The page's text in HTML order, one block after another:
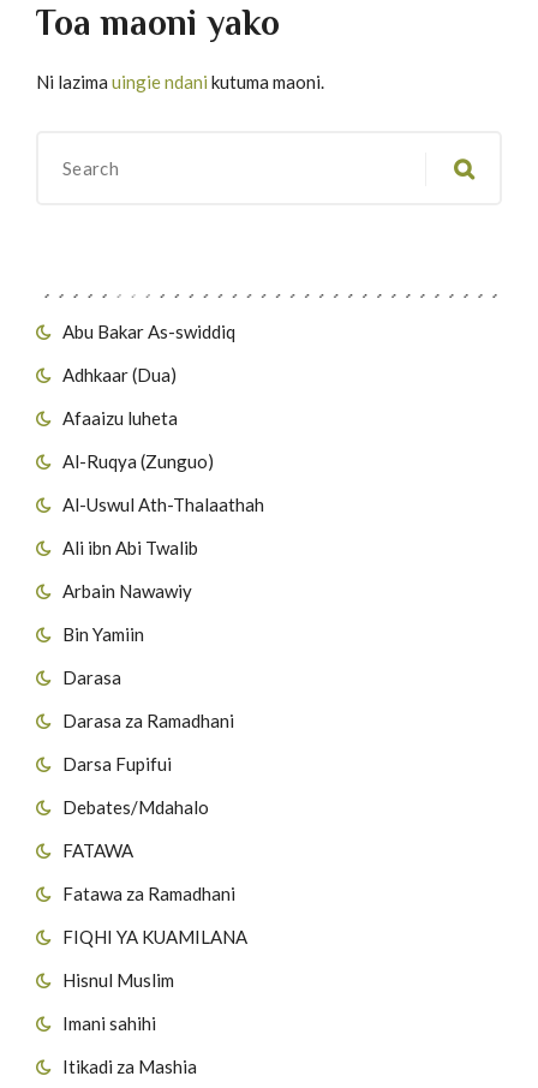
Abu Bakar As-swiddiq
Adhkaar (Dua)
Afaaizu luheta
Al-Ruqya (Zunguo)
Al-Uswul Ath-Thalaathah
Ali ibn Abi Twalib
Arbain Nawawiy
Bin Yamiin
Darasa
Darasa za Ramadhani
Darsa Fupifui
Debates/Mdahalo
FATAWA
Fatawa za Ramadhani
FIQHI YA KUAMILANA
Hisnul Muslim
Imani sahihi
Itikadi za Mashia
Toa maoni yako
Ni lazima uingie ndani kutuma maoni.